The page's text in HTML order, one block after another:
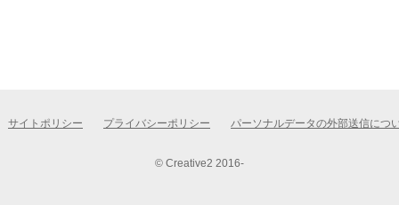
サイトポリシー プライバシーポリシー パーソナルデータの外部送信につ
© Creative2 2016-